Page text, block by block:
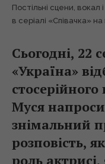
Постільні сцени,
в серіалі «Співачка»
Сьогодні, 22
«Україна»
Муся
знімальний
розповість,
роль